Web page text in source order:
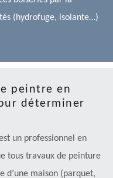
(hydrofuge, isolante…)
peintre en
déterminer
un professionnel en
tous travaux de peinture
d’une maison (parquet,